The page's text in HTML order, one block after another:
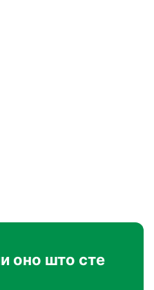
оно што сте